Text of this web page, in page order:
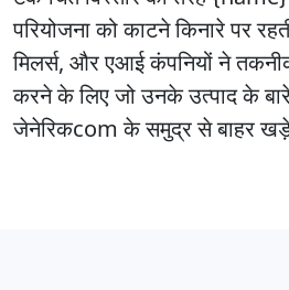
परियोजना को काटने किनारे पर
मिलर्स, और एआई कंपनियों ने
करने के लिए जो उनके उत्पाद के
जेनेरिकcom के समुद्र से बाहर